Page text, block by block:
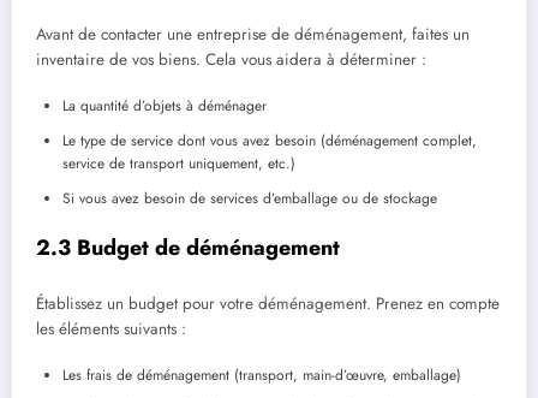
Avant de contacter une entreprise de déménagement, faites un
inventaire de vos biens. Cela vous aidera à déterminer :
La quantité d’objets à déménager
Le type de service dont vous avez besoin (déménagement complet,
service de transport uniquement, etc.)
Si vous avez besoin de services d’emballage ou de stockage
2.3 Budget de déménagement
Établissez un budget pour votre déménagement. Prenez en compte
les éléments suivants :
Les frais de déménagement (transport, main-d’œuvre, emballage)